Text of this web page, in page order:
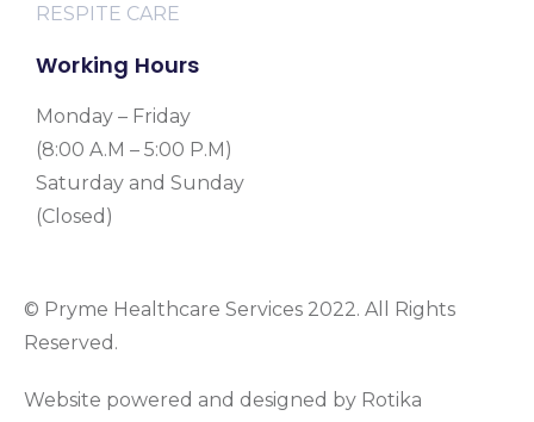
RESPITE CARE
Working Hours
Monday – Friday
(8:00 A.M – 5:00 P.M)
Saturday and Sunday
(Closed)
© Pryme Healthcare Services 2022. All Rights
Reserved.
Website powered and designed by Rotika